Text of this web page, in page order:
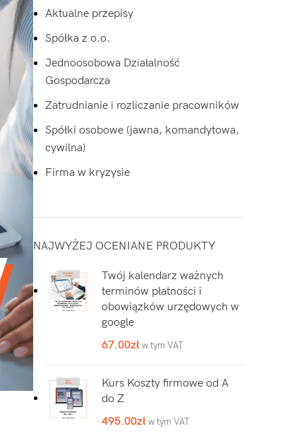
Aktualne przepisy
Spółka z o.o.
Jednoosobowa Działalność
Gospodarcza
Zatrudnianie i rozliczanie pracowników
Spółki osobowe (jawna, komandytowa,
cywilna)
Firma w kryzysie
NAJWYŻEJ OCENIANE PRODUKTY
Twój kalendarz ważnych
terminów płatności i
obowiązków urzędowych w
google
67.00zł w tym VAT
Kurs Koszty firmowe od A
do Z
495.00zł w tym VAT